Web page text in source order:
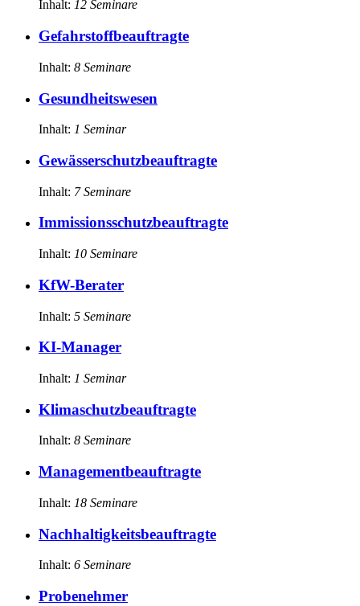
Inhalt: 12 Seminare
Gefahrstoffbeauftragte
Inhalt: 8 Seminare
Gesundheitswesen
Inhalt: 1 Seminar
Gewässerschutzbeauftragte
Inhalt: 7Seminare
Immissionsschutzbeauftragte
Inhalt: 10 Seminare
KfW-Berater
Inhalt: 5 Seminare
KI-Manager
Inhalt: 1 Seminar
Klimaschutzbeauftragte
Inhalt: 8 Seminare
Managementbeauftragte
Inhalt: 18 Seminare
Nachhaltigkeitsbeauftragte
Inhalt: 6 Seminare
Probenehmer